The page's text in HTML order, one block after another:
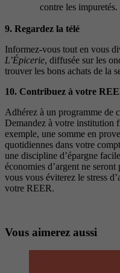
contre les impuretés.
9. Regardez la télé
Informez-vous tout en vous
L’Épicerie, diffusée sur les
trouver les bons achats de la
10. Contribuez à votre
Adhérez à un programme de
Demandez à votre institution
exemple, une somme en
quotidiennes dans votre
une discipline d’épargne
économies d’argent ne
vous vous éviterez le stress
votre REER.
Vous aimerez aussi